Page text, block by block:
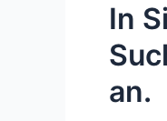
In
an.